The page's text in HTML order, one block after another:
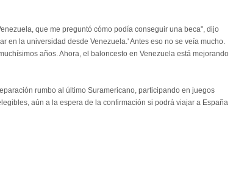
que me preguntó cómo podía conseguir una beca", dijo
en la universidad desde Venezuela.' Antes eso no se veía mucho.
años. Ahora, el baloncesto en Venezuela está mejorando
rumbo al último Suramericano, participando en juegos
aún a la espera de la confirmación si podrá viajar a España